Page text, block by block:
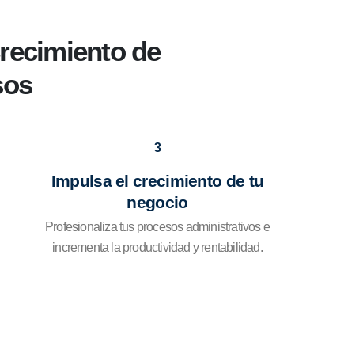
de
3
Impulsa el crecimiento de tu
negocio
Profesionaliza tus procesos administrativos e
incrementa la productividad y rentabilidad.